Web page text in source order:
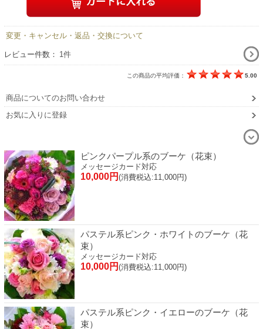
変更・キャンセル・返品・交換について
レビュー件数： 1件
この商品の平均評価： 5.00
商品についてのお問い合わせ
お気に入りに登録
ピンクパープル系のブーケ（花束）
メッセージカード対応
10,000円 (消費税込:11,000円)
パステル系ピンク・ホワイトのブーケ（花
束）
メッセージカード対応
10,000円 (消費税込:11,000円)
パステル系ピンク・イエローのブーケ（花
束）